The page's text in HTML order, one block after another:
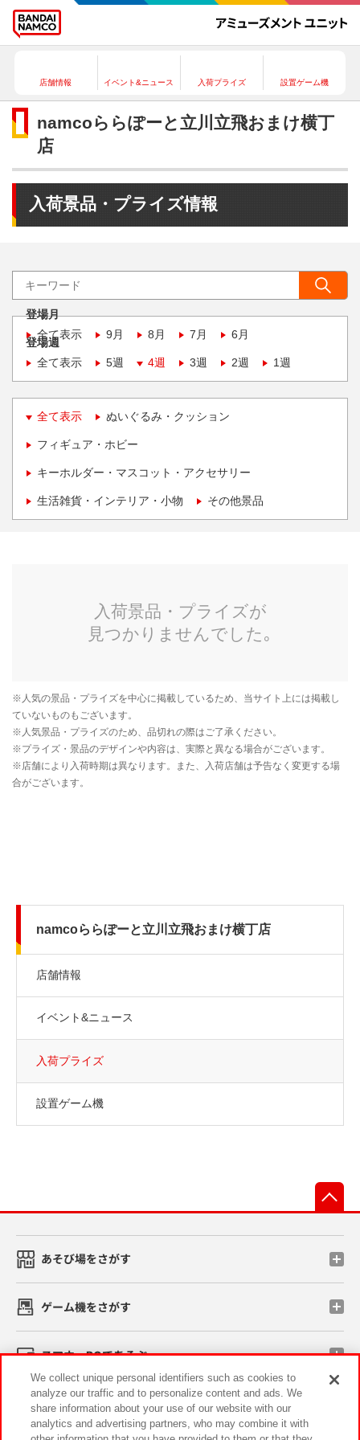
店舗情報 イベント&ニュース 入荷プライズ 設置ゲーム機
namcoららぽーと立川立飛おまけ横丁
店
入荷景品・プライズ情報
登場月
全て表示
9月 8月 7月 6月
登場週
全て表示
5週 4週 3週 2週 1週
全て表示 ぬいぐるみ・クッション
フィギュア・ホビー
キーホルダー・マスコット・アクセサリー
生活雑貨・インテリア・小物 その他景品
namcoららぽーと立川立飛おまけ横丁店
店舗情報
イベント&ニュース
入荷プライズ
設置ゲーム機
あそび場をさがす
ゲーム機をさがす
スマホ・PCであそぶ
イベント・キャンペーン
We collect unique personal identifiers such as cookies to
analyze our traffic and to personalize content and ads. We
share information about your use of our website with our
analytics and advertising partners, who may combine it with